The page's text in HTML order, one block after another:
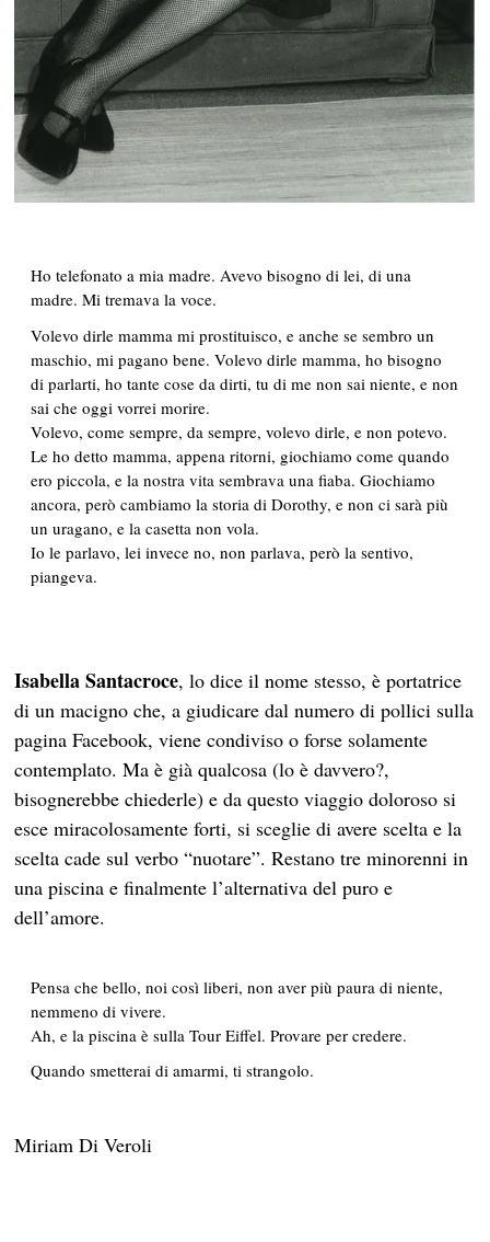
Ho telefonato a mia madre. Avevo bisogno di lei, di una
madre. Mi tremava la voce.
Volevo dirle mamma mi prostituisco, e anche se sembro un
maschio, mi pagano bene. Volevo dirle mamma, ho bisogno
di parlarti, ho tante cose da dirti, tu di me non sai niente, e non
sai che oggi vorrei morire.
Volevo, come sempre, da sempre, volevo dirle, e non potevo.
Le ho detto mamma, appena ritorni, giochiamo come quando
ero piccola, e la nostra vita sembrava una fiaba. Giochiamo
ancora, però cambiamo la storia di Dorothy, e non ci sarà più
un uragano, e la casetta non vola.
Io le parlavo, lei invece no, non parlava, però la sentivo,
piangeva.
Isabella Santacroce, lo dice il nome stesso, è portatrice
di un macigno che, a giudicare dal numero di pollici sulla
pagina Facebook, viene condiviso o forse solamente
contemplato. Ma è già qualcosa (lo è davvero?,
bisognerebbe chiederle) e da questo viaggio doloroso si
esce miracolosamente forti, si sceglie di avere scelta e la
scelta cade sul verbo “nuotare”. Restano tre minorenni in
una piscina e finalmente l’alternativa del puro e
dell’amore.
Pensa che bello, noi così liberi, non aver più paura di niente,
nemmeno di vivere.
Ah, e la piscina è sulla Tour Eiffel. Provare per credere.
Quando smetterai di amarmi, ti strangolo.
Miriam Di Veroli